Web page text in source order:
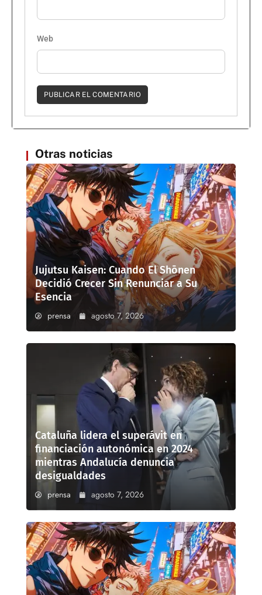
Web
Otras noticias
Jujutsu Kaisen: Cuando El Shōnen
Decidió Crecer Sin Renunciar a Su
Esencia
prensa agosto 7, 2026
Cataluña lidera el superávit en
financiación autonómica en 2024
mientras Andalucía denuncia
desigualdades
prensa agosto 7, 2026